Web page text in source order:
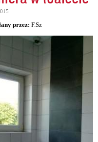
przez: F.Sz